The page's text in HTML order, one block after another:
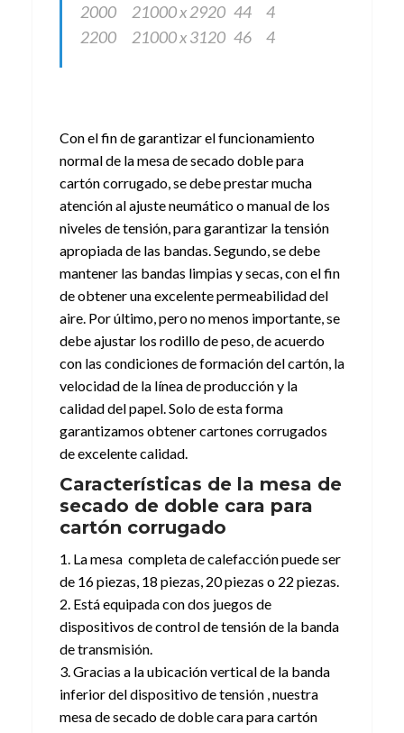
2000
21000 x 2920 44
4
2200
21000 x 3120 46 4
Con el fin de garantizar el funcionamiento
normal de la mesa de secado doble para
cartón corrugado, se debe prestar mucha
atención al ajuste neumático o manual de los
niveles de tensión, para garantizar la tensión
apropiada de las bandas. Segundo, se debe
mantener las bandas limpias y secas, con el fin
de obtener una excelente permeabilidad del
aire. Por último, pero no menos importante, se
debe ajustar los rodillo de peso, de acuerdo
con las condiciones de formación del cartón, la
velocidad de la línea de producción y la
calidad del papel. Solo de esta forma
garantizamos obtener cartones corrugados
de excelente calidad.
Características de la mesa de
secado de doble cara para
cartón corrugado
1. La mesa completa de calefacción puede ser
de 16 piezas, 18 piezas, 20 piezas o 22 piezas.
2. Está equipada con dos juegos de
dispositivos de control de tensión de la banda
de transmisión.
3. Gracias a la ubicación vertical de la banda
inferior del dispositivo de tensión , nuestra
mesa de secado de doble cara para cartón